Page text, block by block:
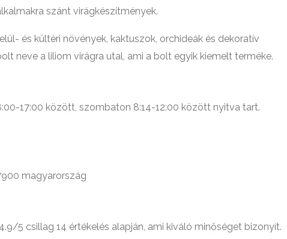
szánt virágkészítmények.
és kültéri növények, kaktuszok, orchideák és dekoratív
neve a liliom virágra utal, ami a bolt egyik kiemelt terméke.
17:00 között, szombaton 8:14-12:00 között nyitva tart.
magyarország
5 csillag 14 értékelés alapján, ami kiváló minőséget bizonyít.